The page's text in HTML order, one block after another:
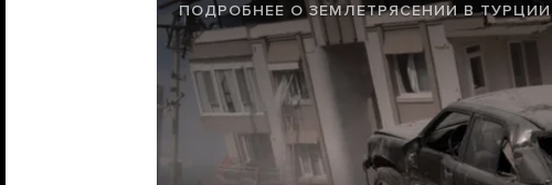
ПОДРОБНЕЕ О ЗЕМЛЕТРЯСЕНИИ В ТУРЦИИ